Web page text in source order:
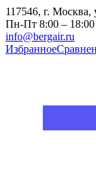
117546, г. Москва,
Пн-Пт 8:00 – 18:00
info@bergair.ru
Избранное